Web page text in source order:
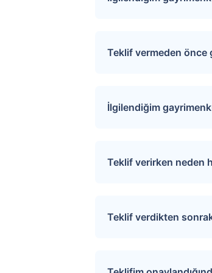
Teklif vermeden önce
İlgilendiğim
Verdiğiniz teklif satıcı
Teklif verirken neden
Teklif verdikten